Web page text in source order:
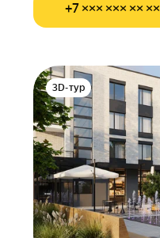
+7 ××× ××× ×× ××
3D-тур